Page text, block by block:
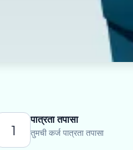
1
पात्रता तपासा
तुमची कर्ज पात्रता तपासा